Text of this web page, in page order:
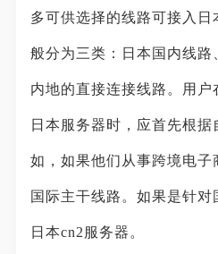
多可供选择的线路可接入日
般分为三类：日本国内线路
内地的直接连接线路。用户
日本服务器时，应首先根据
如，如果他们从事跨境电子
国际主干线路。如果是针
日本cn2服务器。